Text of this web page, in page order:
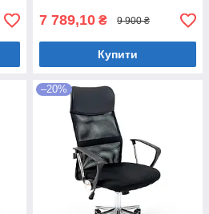
7 789,10 ₴ 9 900 ₴
Купити
–20%